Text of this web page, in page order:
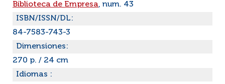
Biblioteca de Empresa, num. 43
ISBN/ISSN/DL:
84-7583-743-3
Dimensiones:
270 p. / 24 cm
Idiomas :